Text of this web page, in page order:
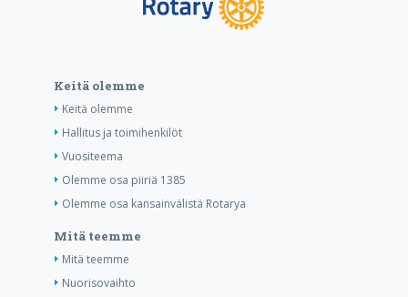
Keitä olemme
Keitä olemme
Hallitus ja toimihenkilöt
Vuositeema
Olemme osa piiriä 1385
Olemme osa kansainvälistä Rotarya
Mitä teemme
Mitä teemme
Nuorisovaihto